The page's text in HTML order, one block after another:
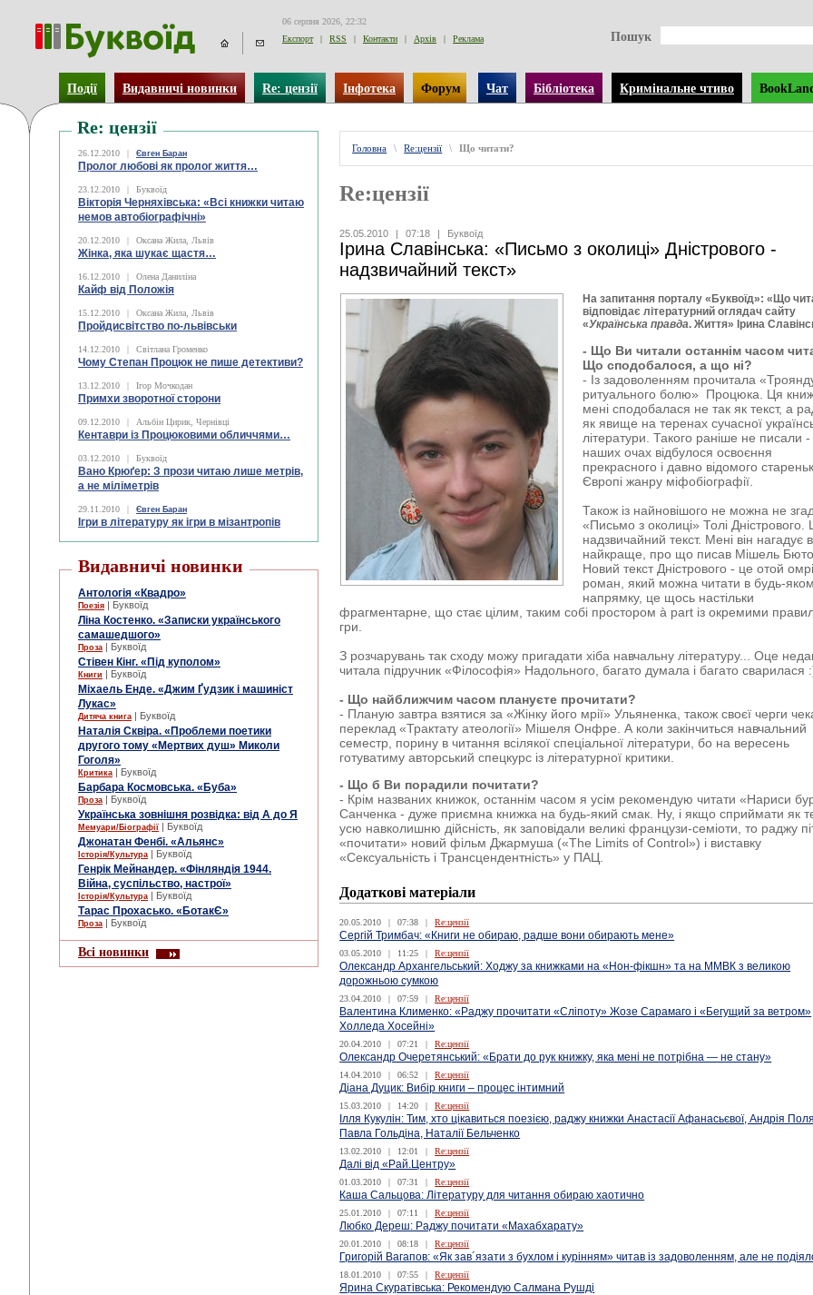
06 серпня 2026, 22:32
Експорт
| RSS | Контакти | Архів | Реклама Пошук
Події Видавничі новинки Re: цензії Інфотека Форум Чат Бібліотека Кримінальне чтиво
Re: цензії
26.12.2010 | Євген Баран
Пролог любові як пролог життя…
23.12.2010 | Буквоїд
Вікторія Черняхівська: «Всі книжки читаю
немов автобіографічні»
20.12.2010 | Оксана Жила, Львів
Жінка, яка шукає щастя…
16.12.2010 | Олена Даниліна
Кайф від Положія
15.12.2010 | Оксана Жила, Львів
Пройдисвітство по-львівськи
14.12.2010 | Світлана Громенко
Чому Степан Процюк не пише детективи?
13.12.2010 | Ігор Мочкодан
Примхи зворотної сторони
09.12.2010 | Альбін Цирик, Чернівці
Кентаври із Процюковими обличчями…
03.12.2010 | Буквоїд
Вано Крюґер: З прози читаю лише метрів,
а не міліметрів
29.11.2010 | Євген Баран
Ігри в літературу як ігри в мізантропів
Видавничі новинки
Антологія «Квадро»
Поезія | Буквоїд
Ліна Костенко. «Записки українського
самашедшого»
Проза | Буквоїд
Стівен Кінг. «Під куполом»
Книги | Буквоїд
Міхаель Енде. «Джим Ґудзик і машиніст
Лукас»
Дитяча книга | Буквоїд
Наталія Сквіра. «Проблеми поетики
другого тому «Мертвих душ» Миколи
Гоголя»
Критика | Буквоїд
Барбара Космовська. «Буба»
Проза | Буквоїд
Українська зовнішня розвідка: від А до Я
Мемуари/Біографії | Буквоїд
Джонатан Фенбі. «Альянс»
Історія/Культура | Буквоїд
Генрік Мейнандер. «Фінляндія 1944.
Війна, суспільство, настрої»
Історія/Культура | Буквоїд
Тарас Прохасько. «БотакЄ»
Проза | Буквоїд
Всі новинки
Головна \ Re:цензії \ Що читати?
Re:цензії
25.05.2010 | 07:18 | Буквоїд
Ірина Славінська: «Письмо з околиці» Дністрового -
надзвичайний текст»
На запитання порталу «Буквоїд»: «Що
відповідає літературний оглядач сайту
«Українська правда. Життя» Ірина
- Що Ви читали останнім часом
Що сподобалося, а що ні?
- Із задоволенням прочитала
ритуального болю» Процюка. Ця
мені сподобалася не так як текст, а
як явище на теренах сучасної
літератури. Такого раніше не писали
наших очах відбулося освоєння
прекрасного і давно відомого
Європі жанру міфобіографії.
Також із найновішого не можна не
«Письмо з околиці» Толі Дністрового.
надзвичайний текст. Мені він нагадує
найкраще, про що писав Мішель
Новий текст Дністрового - це отой
роман, який можна читати в будь-
напрямку, це щось настільки
фрагментарне, що стає цілим, таким собі простором à part із окремими
гри.
З розчарувань так сходу можу пригадати хіба навчальну літературу... Оце
читала підручник «Філософія» Надольного, багато думала і багато сварилася
- Що найближчим часом плануєте прочитати?
- Планую завтра взятися за «Жінку його мрії» Ульяненка, також своєї черги
переклад «Трактату атеології» Мішеля Онфре. А коли закінчиться навчальний
семестр, порину в читання всілякої спеціальної літератури, бо на вересень
готуватиму авторський спецкурс із літературної критики.
- Що б Ви порадили почитати?
- Крім названих книжок, останнім часом я усім рекомендую читати «Нариси
Санченка - дуже приємна книжка на будь-який смак. Ну, і якщо сприймати як
усю навколишню дійсність, як заповідали великі французи-семіоти, то раджу
«почитати» новий фільм Джармуша («The Limits of Control») і виставку
«Сексуальність і Трансцендентність» у ПАЦ.
Додаткові матеріали
20.05.2010 | 07:38 | Re:цензії
Сергій Тримбач: «Книги не обираю, радше вони обирають мене»
03.05.2010 | 11:25 | Re:цензії
Олександр Архангельський: Ходжу за книжками на «Нон-фікшн» та на ММВК з великою
дорожньою сумкою
23.04.2010 | 07:59 | Re:цензії
Валентина Клименко: «Раджу прочитати «Сліпоту» Жозе Сарамаго і «Бегущий за ветром»
Холледа Хосейні»
20.04.2010 | 07:21 | Re:цензії
Олександр Очеретянський: «Брати до рук книжку, яка мені не потрібна — не стану»
14.04.2010 | 06:52 | Re:цензії
Діана Дуцик: Вибір книги – процес інтимний
15.03.2010 | 14:20 | Re:цензії
Ілля Кукулін: Тим, хто цікавиться поезією, раджу книжки Анастасії Афанасьєвої, Андрія
Павла Гольдіна, Наталії Бельченко
13.02.2010 | 12:01 | Re:цензії
Далі від «Рай.Центру»
01.03.2010 | 07:31 | Re:цензії
Каша Сальцова: Літературу для читання обираю хаотично
25.01.2010 | 07:11 | Re:цензії
Любко Дереш: Раджу почитати «Махабхарату»
20.01.2010 | 08:18 | Re:цензії
Григорій Вагапов: «Як зав´язати з бухлом і курінням» читав із задоволенням, але не
18.01.2010 | 07:55 | Re:цензії
Ярина Скуратівська: Рекомендую Салмана Рушді